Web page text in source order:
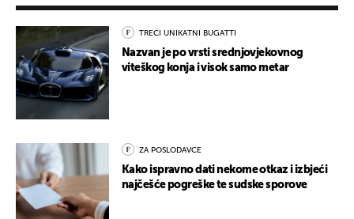
TREĆI UNIKATNI BUGATTI
Nazvan je po vrsti srednjovjekovnog
viteškog konja i visok samo metar
ZA POSLODAVCE
Kako ispravno dati nekome otkaz i izbjeći
najčešće pogreške te sudske sporove